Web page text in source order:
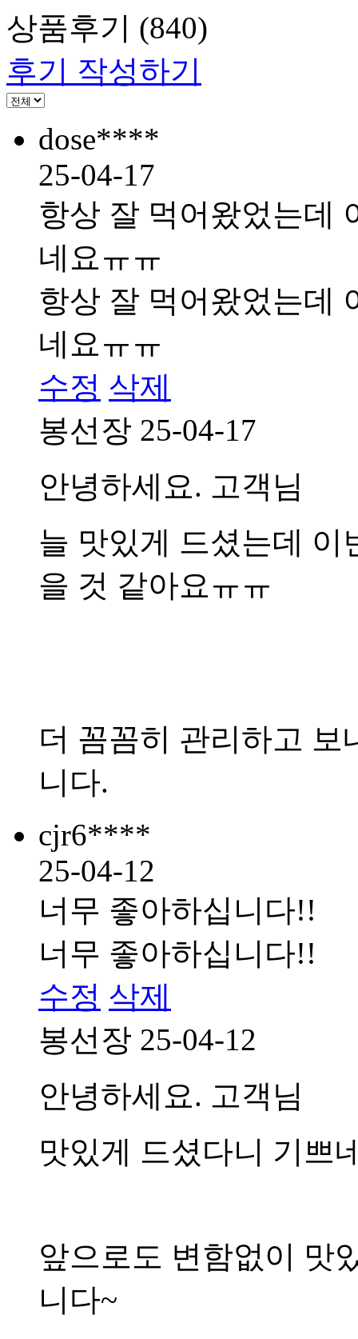
상품후기 (840)
후기 작성하기
dose****
25-04-17
항상 잘 먹어왔었는데
네요ㅠㅠ
항상 잘 먹어왔었는데
네요ㅠㅠ
수정 삭제
봉선장 25-04-17
안녕하세요. 고객님
늘 맛있게 드셨는데 이
을 것 같아요ㅠㅠ
더 꼼꼼히 관리하고
니다.
cjr6****
25-04-12
너무 좋아하십니다!!
너무 좋아하십니다!!
수정 삭제
봉선장 25-04-12
안녕하세요. 고객님
맛있게 드셨다니 기쁘
앞으로도 변함없이 맛
니다~